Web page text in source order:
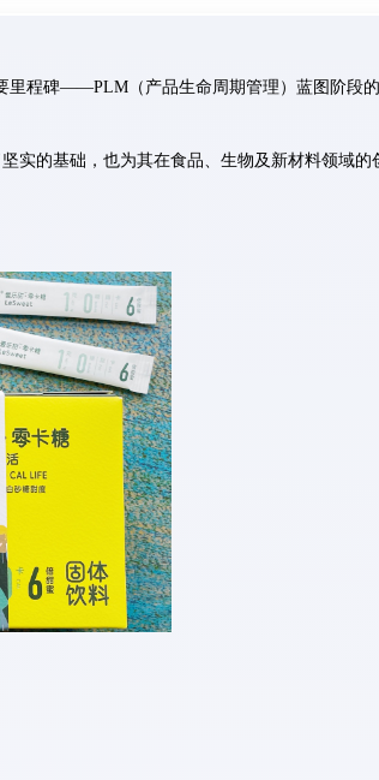
里程碑——PLM（产品生命周期管理）蓝图阶段的
实的基础，也为其在食品、生物及新材料领域的